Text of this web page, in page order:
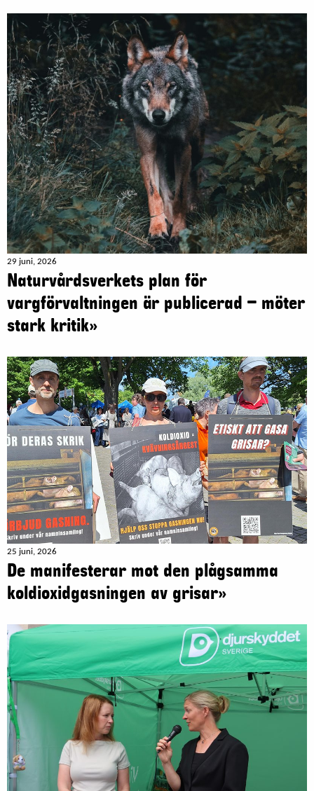
29 juni, 2026
Naturvårdsverkets plan för
vargförvaltningen är publicerad – möter
stark kritik»
25 juni, 2026
De manifesterar mot den plågsamma
koldioxidgasningen av grisar»